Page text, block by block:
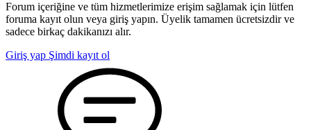
Forum içeriğine ve tüm hizmetlerimize erişim sağlamak için lütfen
foruma kayıt olun veya giriş yapın. Üyelik tamamen ücretsizdir ve
sadece birkaç dakikanızı alır.
Giriş yap Şimdi kayıt ol